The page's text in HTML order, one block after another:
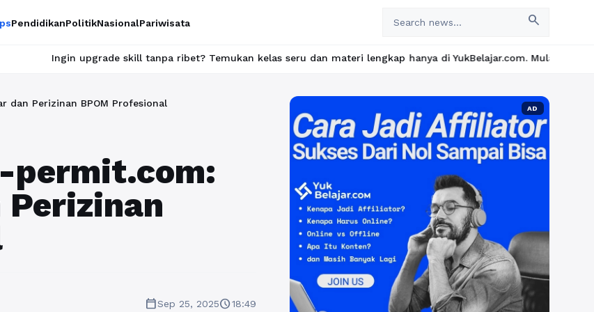
PendidikanPolitikNasionalPariwisata search
skill tanpa ribet? Temukan kelas seru dan materi lengkap hanya di YukBelajar.com. Mulai langkah suksesmu
dan Perizinan BPOM Profesional
permit.com:
Perizinan
calendar_todaySep 25, 2025schedule18:49
AD